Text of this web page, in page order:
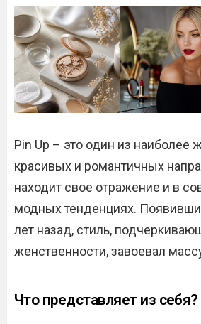
Pin Up – это один из наиболее
красивых и романтичных
находит свое отражение и в
модных тенденциях.
лет назад, стиль,
женственности, завоевал
Что представляет из себя?